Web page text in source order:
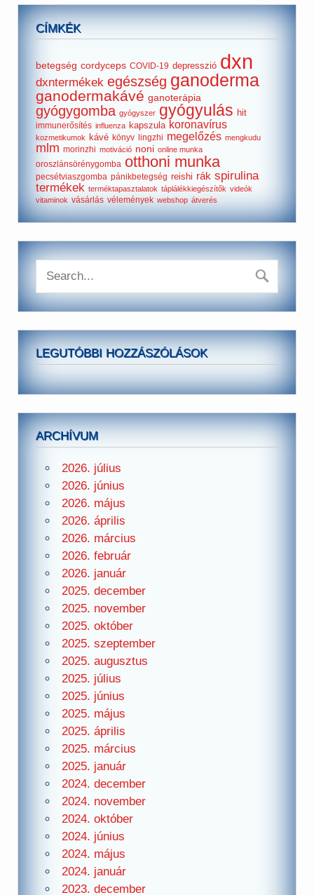
CÍMKÉK
betegség cordyceps COVID-19 depresszió dxn
dxntermékek egészség ganoderma
ganodermakávé ganoterápia
gyógygomba gyógyszer gyógyulás hit
immunerősítés influenza kapszula koronavírus
kozmetikumok kávé könyv lingzhi megelőzés mengkudu
mlm morinzhi motiváció noni online munka
oroszlánsörénygomba otthoni munka
pecsétviaszgomba pánikbetegség reishi rák spirulina
termékek terméktapasztalatok táplálékkiegészítők videók
vitaminok vásárlás vélemények webshop átverés
LEGUTÓBBI HOZZÁSZÓLÁSOK
ARCHÍVUM
2026. július
2026. június
2026. május
2026. április
2026. március
2026. február
2026. január
2025. december
2025. november
2025. október
2025. szeptember
2025. augusztus
2025. július
2025. június
2025. május
2025. április
2025. március
2025. január
2024. december
2024. november
2024. október
2024. június
2024. május
2024. január
2023. december